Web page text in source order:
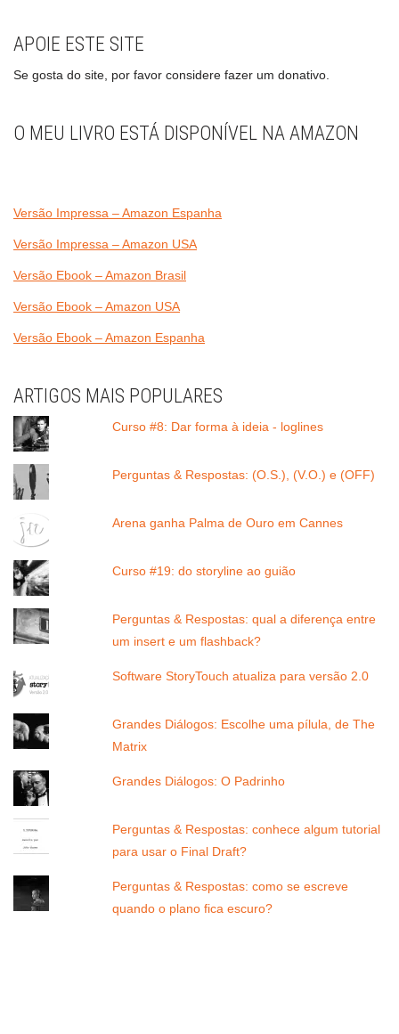
APOIE ESTE SITE
Se gosta do site, por favor considere fazer um donativo.
O MEU LIVRO ESTÁ DISPONÍVEL NA AMAZON
Versão Impressa – Amazon Espanha
Versão Impressa – Amazon USA
Versão Ebook – Amazon Brasil
Versão Ebook – Amazon USA
Versão Ebook – Amazon Espanha
ARTIGOS MAIS POPULARES
Curso #8: Dar forma à ideia - loglines
Perguntas & Respostas: (O.S.), (V.O.) e (OFF)
Arena ganha Palma de Ouro em Cannes
Curso #19: do storyline ao guião
Perguntas & Respostas: qual a diferença entre
um insert e um flashback?
Software StoryTouch atualiza para versão 2.0
Grandes Diálogos: Escolhe uma pílula, de The
Matrix
Grandes Diálogos: O Padrinho
Perguntas & Respostas: conhece algum tutorial
para usar o Final Draft?
Perguntas & Respostas: como se escreve
quando o plano fica escuro?